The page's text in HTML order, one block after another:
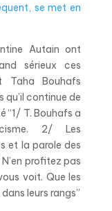
se met en
Autain ont
sérieux ces
Taha Bouhafs
qu’il continue de
“1/ T. Bouhafs a
2/ Les
et la parole des
profitez pas
voit. Que les
leurs rangs”